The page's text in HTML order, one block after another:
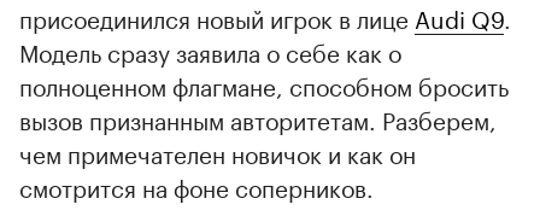
присоединился новый игрок в лице Audi Q9
Модель сразу заявила о себе как о
полноценном флагмане, способном бросить
вызов признанным авторитетам. Разберем,
чем примечателен новичок и как он
смотрится на фоне соперников.